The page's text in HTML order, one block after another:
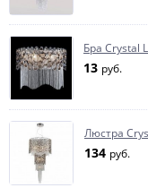
Бра Crystal
13 руб.
Люстра
134 руб.